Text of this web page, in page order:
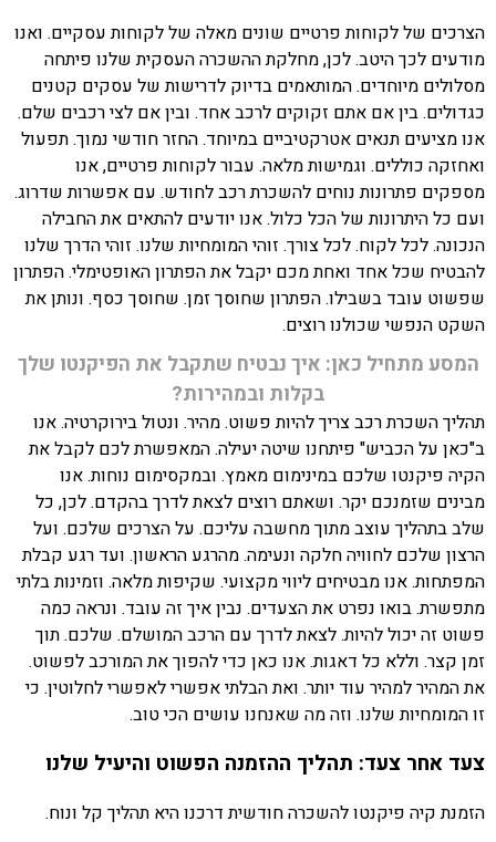
הצרכים של לקוחות פרטיים שונים מאלה של לקוחות עסקיים. ואנו
מודעים לכך היטב. לכן, מחלקת ההשכרה העסקית שלנו פיתחה
מסלולים מיוחדים. המותאמים בדיוק לדרישות של עסקים קטנים
כגדולים. בין אם אתם זקוקים לרכב אחד. ובין אם לצי רכבים שלם.
אנו מציעים תנאים אטרקטיביים במיוחד. החזר חודשי נמוך. תפעול
ואחזקה כוללים. וגמישות מלאה. עבור לקוחות פרטיים, אנו
מספקים פתרונות נוחים להשכרת רכב לחודש. עם אפשרות שדרוג.
ועם כל היתרונות של הכל כלול. אנו יודעים להתאים את החבילה
הנכונה. לכל לקוח. לכל צורך. זוהי המומחיות שלנו. זוהי הדרך שלנו
להבטיח שכל אחד ואחת מכם יקבל את הפתרון האופטימלי. הפתרון
שפשוט עובד בשבילו. הפתרון שחוסך זמן. שחוסך כסף. ונותן את
השקט הנפשי שכולנו רוצים.
המסע מתחיל כאן: איך נבטיח שתקבל את הפיקנטו שלך
בקלות ובמהירות?
תהליך השכרת רכב צריך להיות פשוט. מהיר. ונטול בירוקרטיה. אנו
ב"כאן על הכביש" פיתחנו שיטה יעילה. המאפשרת לכם לקבל את
הקיה פיקנטו שלכם במינימום מאמץ. ובמקסימום נוחות. אנו
מבינים שזמנכם יקר. ושאתם רוצים לצאת לדרך בהקדם. לכן, כל
שלב בתהליך עוצב מתוך מחשבה עליכם. על הצרכים שלכם. ועל
הרצון שלכם לחוויה חלקה ונעימה. מהרגע הראשון. ועד רגע קבלת
המפתחות. אנו מבטיחים ליווי מקצועי. שקיפות מלאה. וזמינות בלתי
מתפשרת. בואו נפרט את הצעדים. נבין איך זה עובד. ונראה כמה
פשוט זה יכול להיות. לצאת לדרך עם הרכב המושלם. שלכם. תוך
זמן קצר. וללא כל דאגות. אנו כאן כדי להפוך את המורכב לפשוט.
את המהיר למהיר עוד יותר. ואת הבלתי אפשרי לאפשרי לחלוטין. כי
זו המומחיות שלנו. וזה מה שאנחנו עושים הכי טוב.
צעד אחר צעד: תהליך ההזמנה הפשוט והיעיל שלנו
הזמנת קיה פיקנטו להשכרה חודשית דרכנו היא תהליך קל ונוח.